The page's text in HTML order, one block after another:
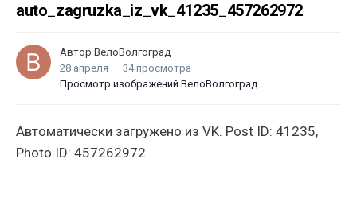
auto_zagruzka_iz_vk_41235_457262972
Автор ВелоВолгоград
28 апреля
34 просмотра
Просмотр изображений ВелоВолгоград
Автоматически загружено из VK. Post ID: 41235,
Photo ID: 457262972